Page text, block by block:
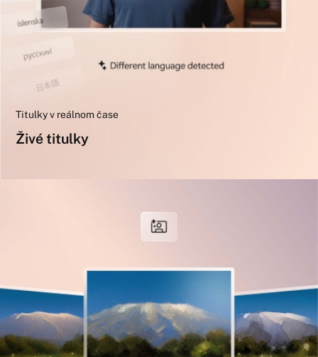
Titulky v reálnom čase
Živé titulky